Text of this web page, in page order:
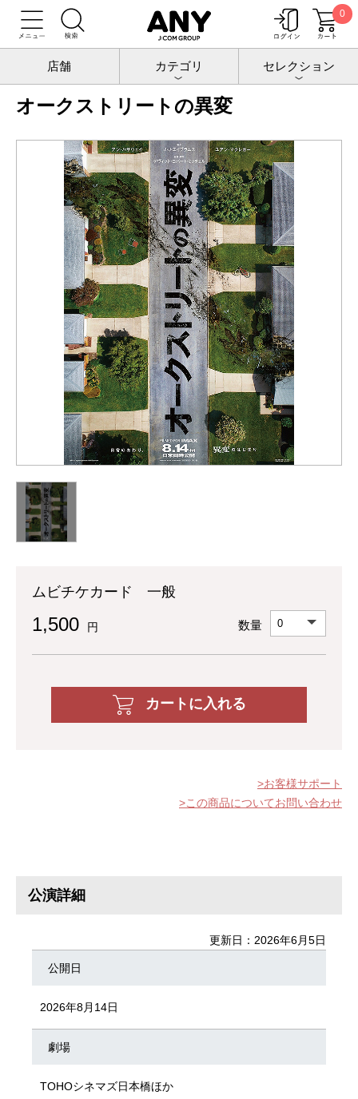
0
店舗 カテゴリ セレクション
トップ チケットポート 映画 オークストリートの異変
オークストリートの異変
ムビチケカード 一般
1,500 円 数量
カートに入れる
お客様サポート
この商品についてお問い合わせ
公演詳細
更新日：2026年6月5日
公開日
2026年8月14日
劇場
TOHOシネマズ日本橋ほか